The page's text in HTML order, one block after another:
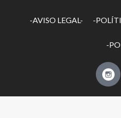
-AVISO LEGAL- -
-